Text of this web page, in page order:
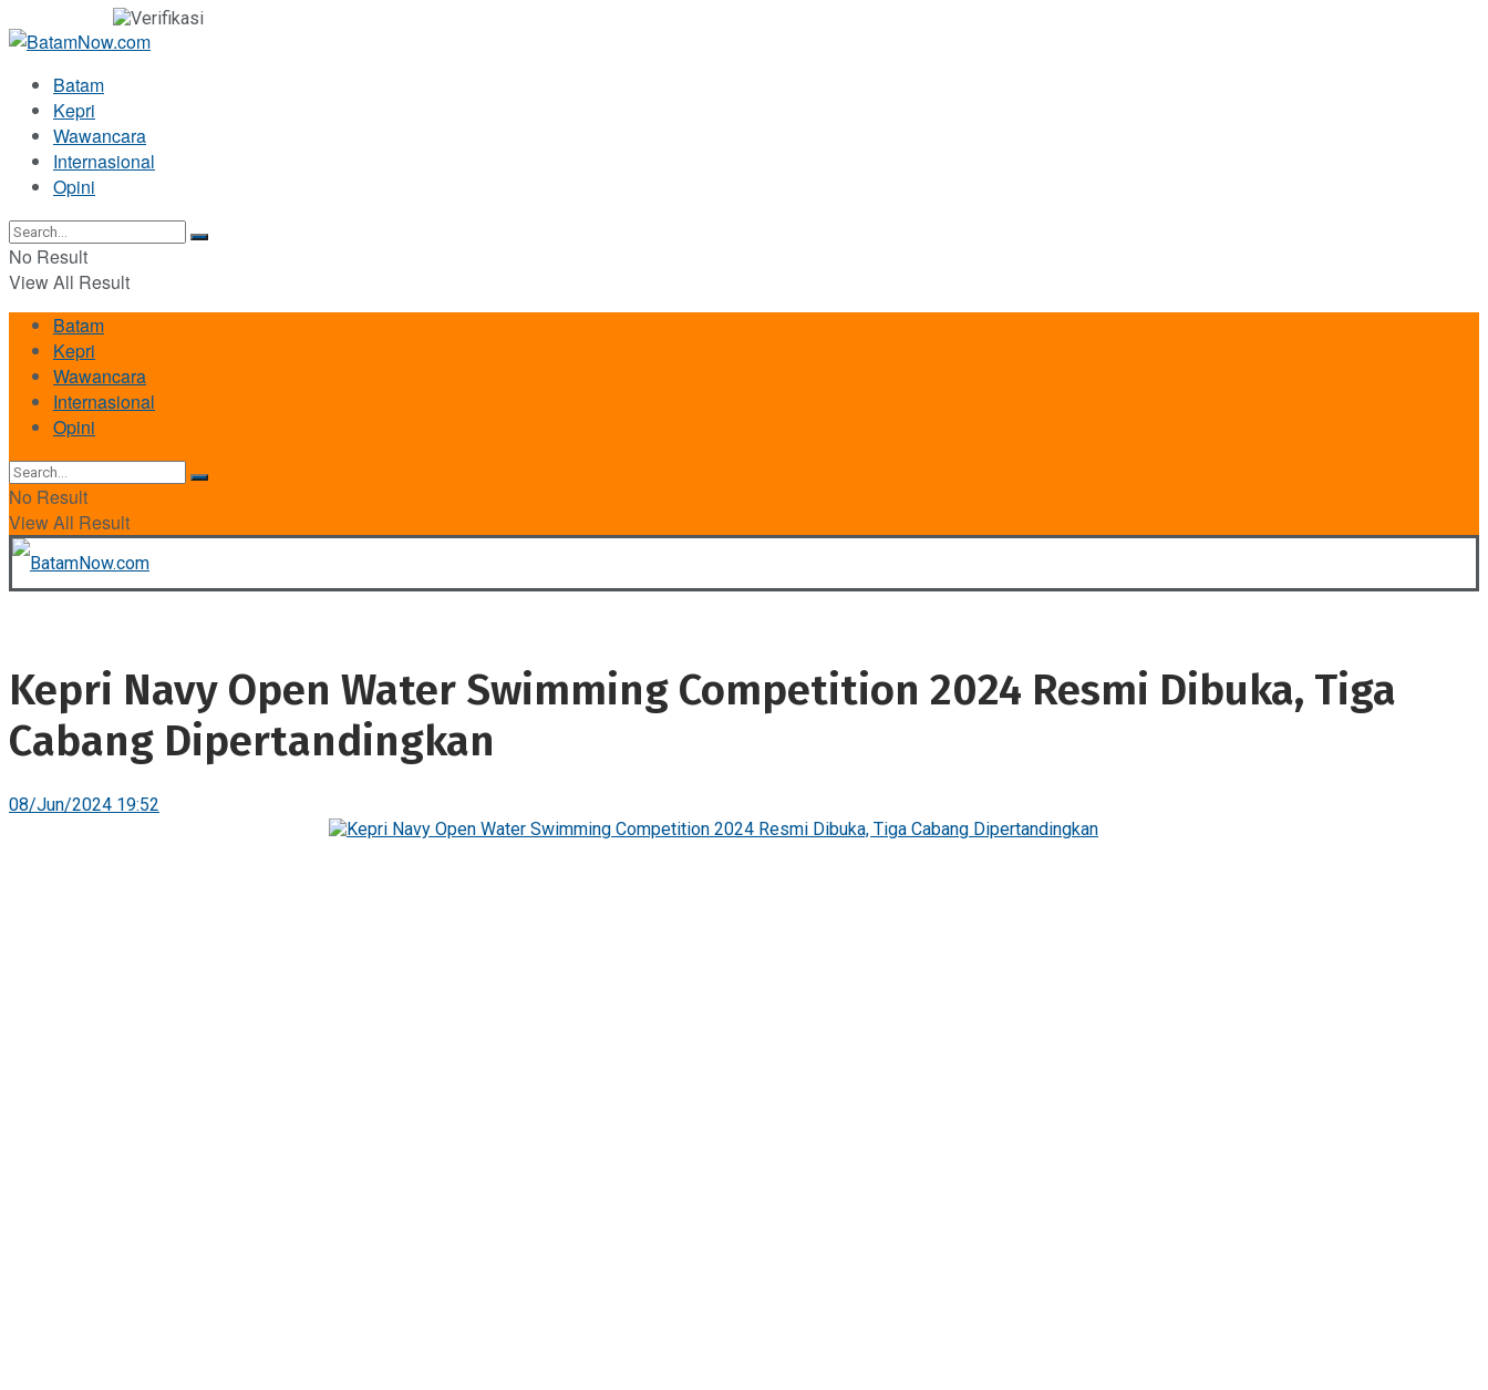
Batam
Kepri
Wawancara
Internasional
Opini
No Result
View All Result
Batam
Kepri
Wawancara
Internasional
Opini
No Result
View All Result
Kepri Navy Open Water Swimming Competition 2024 Resmi Dibuka, Tiga
Cabang Dipertandingkan
08/Jun/2024 19:52